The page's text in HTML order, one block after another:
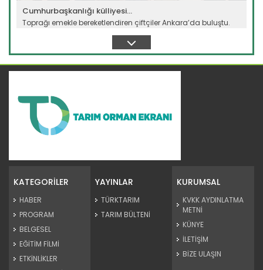
Cumhurbaşkanlığı külliyesi...
Toprağı emekle bereketlendiren çiftçiler Ankara’da buluştu.
göreve...
KATEGORİLER
HABER
PROGRAM
BELGESEL
EĞİTİM FİLMİ
ETKİNLİKLER
YAYINLAR
TÜRKTARIM
TARIM BÜLTENİ
KURUMSAL
KVKK AYDINLATMA
METNİ
KÜNYE
İLETİŞİM
BİZE ULAŞIN